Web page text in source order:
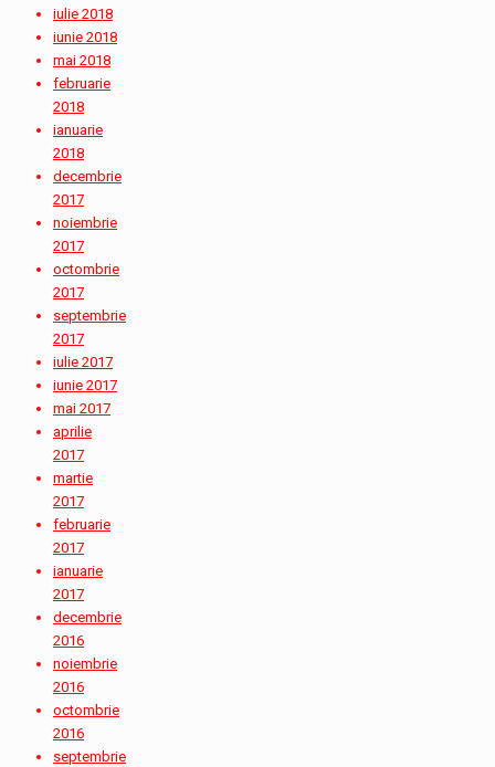
iulie 2018
iunie 2018
mai 2018
februarie
2018
ianuarie
2018
decembrie
2017
noiembrie
2017
octombrie
2017
septembrie
2017
iulie 2017
iunie 2017
mai 2017
aprilie
2017
martie
2017
februarie
2017
ianuarie
2017
decembrie
2016
noiembrie
2016
octombrie
2016
septembrie